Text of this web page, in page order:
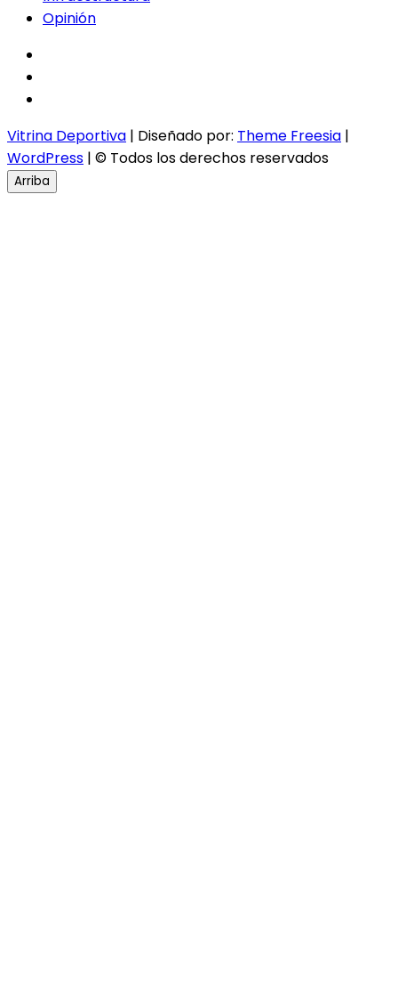
Opinión
Vitrina Deportiva | Diseñado por: Theme Freesia |
WordPress | © Todos los derechos reservados
Arriba